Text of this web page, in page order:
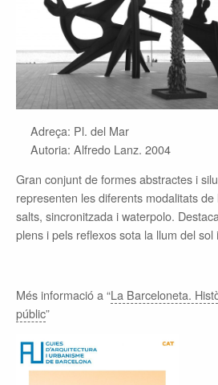
Adreça: Pl. del Mar
Autoria: Alfredo Lanz. 2004
Gran conjunt de formes abstractes i
representen les diferents modalitats
salts, sincronitzada i waterpolo.
plens i pels reflexos sota la llum del sol
Més informació a “La Barceloneta.
públic”